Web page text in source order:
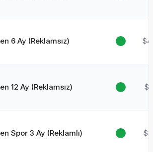
6 Ay (Reklamsız)
12 Ay (Reklamsız)
Spor 3 Ay (Reklamlı)